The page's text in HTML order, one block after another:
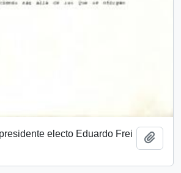
electo Eduardo Frei